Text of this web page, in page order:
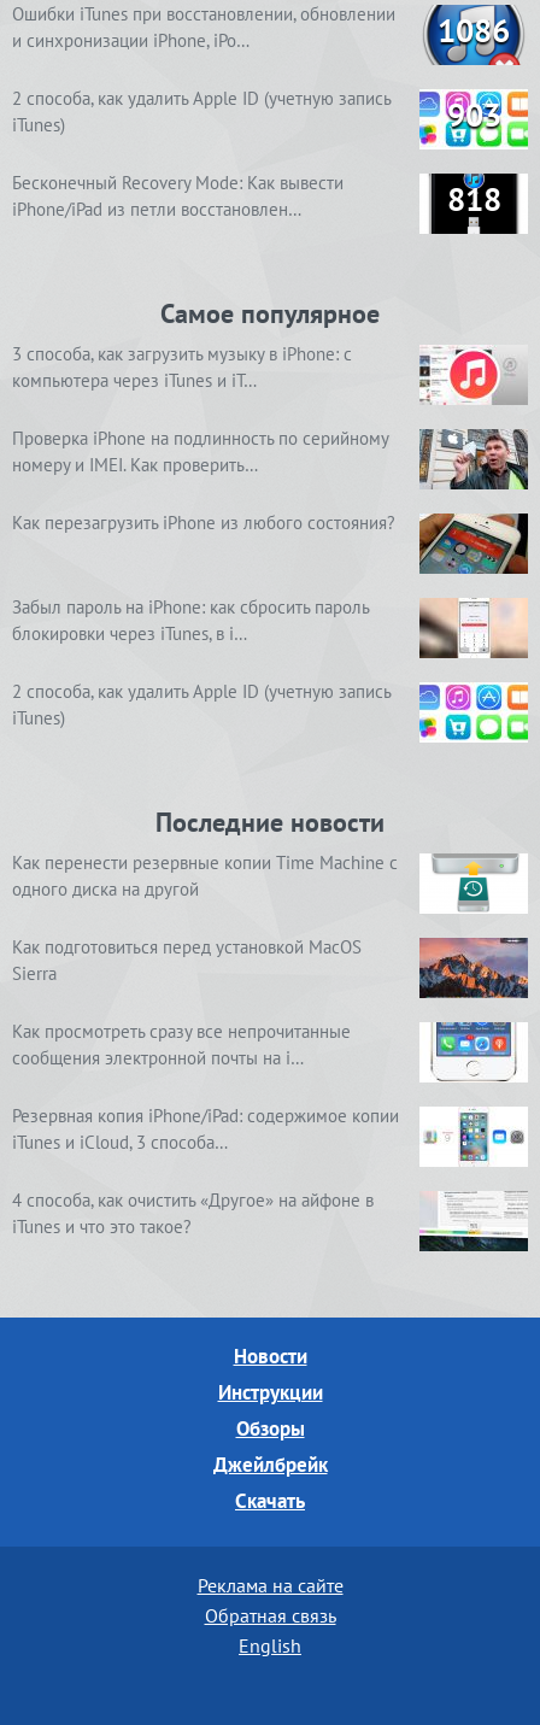
Ошибки iTunes при восстановлении, обновлении
и синхронизации iPhone, iPo…
1086
2 способа, как удалить Apple ID (учетную запись
iTunes)
903
Бесконечный Recovery Mode: Как вывести
iPhone/iPad из петли восстановлен…
818
Самое популярное
3 способа, как загрузить музыку в iPhone: с
компьютера через iTunes и iT…
Проверка iPhone на подлинность по серийному
номеру и IMEI. Как проверить…
Как перезагрузить iPhone из любого состояния?
Забыл пароль на iPhone: как сбросить пароль
блокировки через iTunes, в i…
2 способа, как удалить Apple ID (учетную запись
iTunes)
Последние новости
Как перенести резервные копии Time Machine с
одного диска на другой
Как подготовиться перед установкой MacOS
Sierra
Как просмотреть сразу все непрочитанные
сообщения электронной почты на i…
Резервная копия iPhone/iPad: содержимое копии
iTunes и iCloud, 3 способа…
4 способа, как очистить «Другое» на айфоне в
iTunes и что это такое?
Новости
Инструкции
Обзоры
Джейлбрейк
Скачать
Реклама на сайте
Обратная связь
English